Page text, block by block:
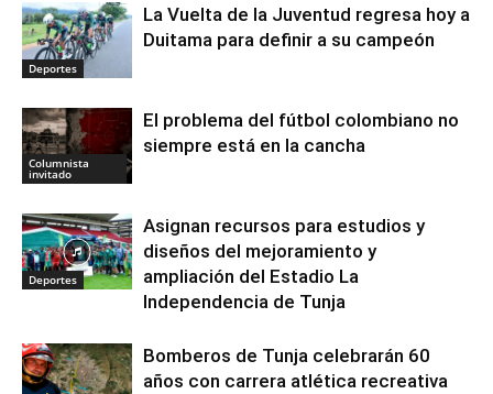
Deportes
La Vuelta de la Juventud regresa hoy a
Duitama para definir a su campeón
Columnista
invitado
El problema del fútbol colombiano no
siempre está en la cancha
Deportes
Asignan recursos para estudios y
diseños del mejoramiento y
ampliación del Estadio La
Independencia de Tunja
Bomberos de Tunja celebrarán 60
años con carrera atlética recreativa